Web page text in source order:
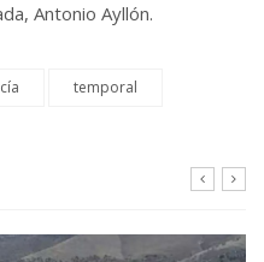
Antonio Ayllón.
temporal